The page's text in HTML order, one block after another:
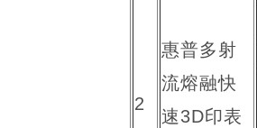
2
惠普多射
流熔融快
速3D印表